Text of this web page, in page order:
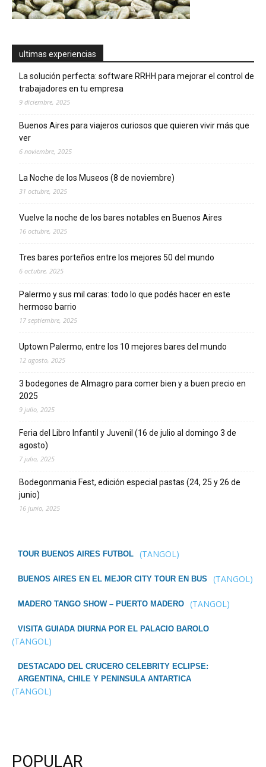
ultimas experiencias
La solución perfecta: software RRHH para mejorar el control de
trabajadores en tu empresa
9 diciembre, 2025
Buenos Aires para viajeros curiosos que quieren vivir más que
ver
6 noviembre, 2025
La Noche de los Museos (8 de noviembre)
31 octubre, 2025
Vuelve la noche de los bares notables en Buenos Aires
16 octubre, 2025
Tres bares porteños entre los mejores 50 del mundo
6 octubre, 2025
Palermo y sus mil caras: todo lo que podés hacer en este
hermoso barrio
17 septiembre, 2025
Uptown Palermo, entre los 10 mejores bares del mundo
12 agosto, 2025
3 bodegones de Almagro para comer bien y a buen precio en
2025
9 julio, 2025
Feria del Libro Infantil y Juvenil (16 de julio al domingo 3 de
agosto)
7 julio, 2025
Bodegonmania Fest, edición especial pastas (24, 25 y 26 de
junio)
16 junio, 2025
TOUR BUENOS AIRES FUTBOL (TANGOL)
BUENOS AIRES EN EL MEJOR CITY TOUR EN BUS (TANGOL)
MADERO TANGO SHOW – PUERTO MADERO (TANGOL)
VISITA GUIADA DIURNA POR EL PALACIO BAROLO
(TANGOL)
DESTACADO DEL CRUCERO CELEBRITY ECLIPSE:
ARGENTINA, CHILE Y PENINSULA ANTARTICA
(TANGOL)
POPULAR